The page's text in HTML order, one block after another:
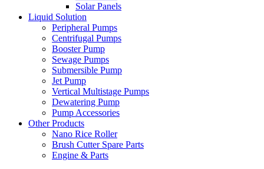
Solar Panels
Liquid Solution
Peripheral Pumps
Centrifugal Pumps
Booster Pump
Sewage Pumps
Submersible Pump
Jet Pump
Vertical Multistage Pumps
Dewatering Pump
Pump Accessories
Other Products
Nano Rice Roller
Brush Cutter Spare Parts
Engine & Parts